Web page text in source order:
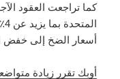
كما تراجعت العقود
أسعار الضخ إلى خفض
أوبك تقرر زيادة